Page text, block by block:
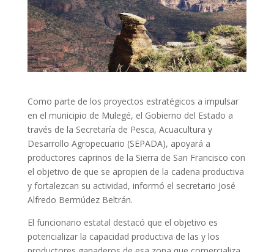
Como parte de los proyectos estratégicos a impulsar
en el municipio de Mulegé, el Gobierno del Estado a
través de la Secretaría de Pesca, Acuacultura y
Desarrollo Agropecuario (SEPADA), apoyará a
productores caprinos de la Sierra de San Francisco con
el objetivo de que se apropien de la cadena productiva
y fortalezcan su actividad, informó el secretario José
Alfredo Bermúdez Beltrán.
El funcionario estatal destacó que el objetivo es
potencializar la capacidad productiva de las y los